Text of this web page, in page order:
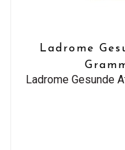
Ladrome
Ladrome Gesunde